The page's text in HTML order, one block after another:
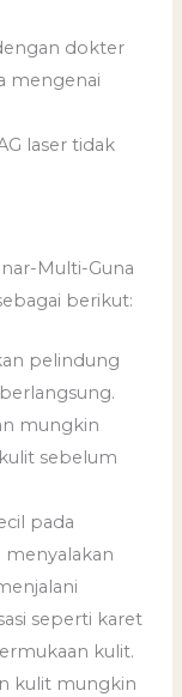
dokter
mengenai
laser tidak
berikut:
pelindung
mungkin
sebelum
pada
seperti karet
kulit.
kulit mungkin